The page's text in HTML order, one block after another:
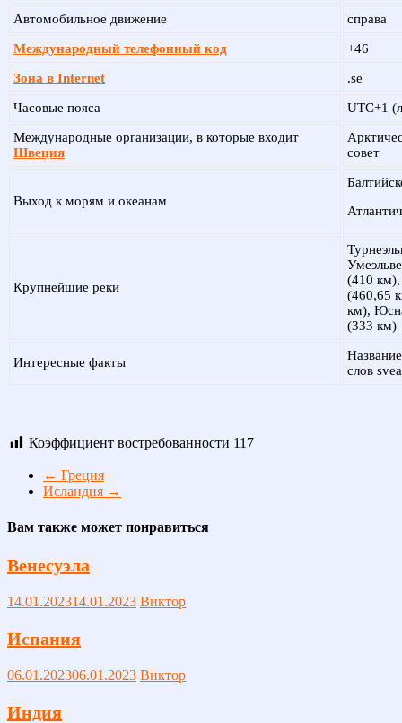
Автомобильное движение справа
Международный телефонный код +46
Зона в Internet .se
Часовые пояса UTC+1
Международные организации, в которые входит
Швеция
совет
Выход к морям и океанам
Крупнейшие реки
(410 км),
(460,65
км),
(333 км)
Интересные факты
слов
Коэффициент востребованности 117
← Греция
Исландия →
Вам также может понравиться
Венесуэла
14.01.202314.01.2023 Виктор
Испания
06.01.202306.01.2023 Виктор
Индия